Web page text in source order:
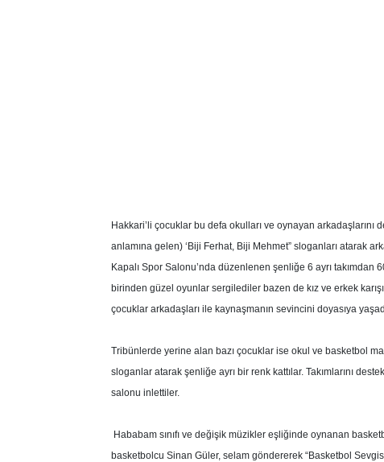
Hakkari’li çocuklar bu defa okulları ve oynayan
anlamına gelen) ‘Biji Ferhat, Biji Mehmet” sloganları atarak
Kapalı Spor Salonu’nda düzenlenen şenliğe 6 ayrı takımdan
birinden güzel oyunlar sergilediler bazen de kız ve erkek
çocuklar arkadaşları ile kaynaşmanın sevincini doyasıya
Tribünlerde yerine alan bazı çocuklar ise okul ve basketbol
sloganlar atarak şenliğe ayrı bir renk kattılar. Takımlarını
salonu inlettiler.
Hababam sınıfı ve değişik müzikler eşliğinde oynanan
basketbolcu Sinan Güler, selam göndererek “Basketbol